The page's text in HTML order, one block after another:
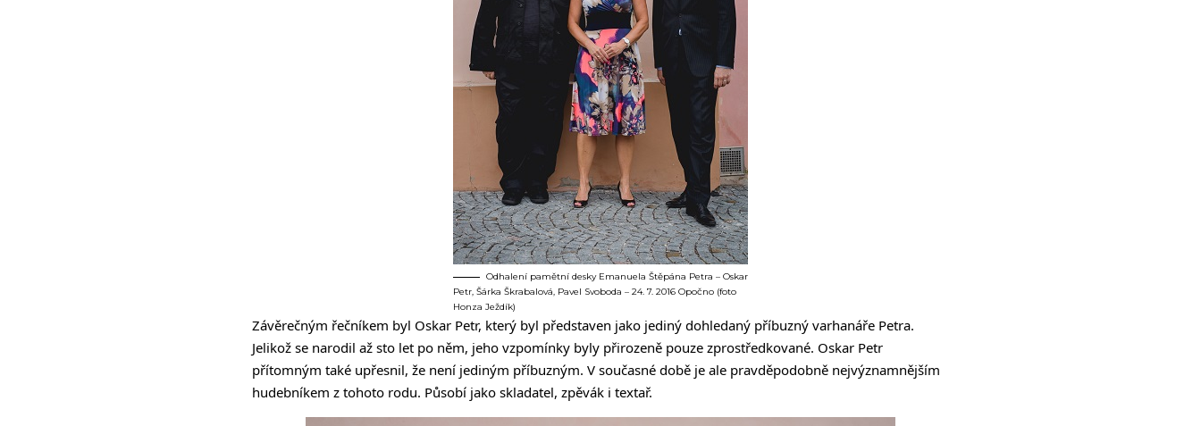
Odhalení pamětní desky Emanuela Štěpána Petra – Oskar
Petr, Šárka Škrabalová, Pavel Svoboda – 24. 7. 2016 Opočno (foto
Honza Ježdík)
Závěrečným řečníkem byl Oskar Petr, který byl představen jako jediný dohledaný příbuzný varhanáře Petra.
Jelikož se narodil až sto let po něm, jeho vzpomínky byly přirozeně pouze zprostředkované. Oskar Petr
přítomným také upřesnil, že není jediným příbuzným. V současné době je ale pravděpodobně nejvýznamnějším
hudebníkem z tohoto rodu. Působí jako skladatel, zpěvák i textař.